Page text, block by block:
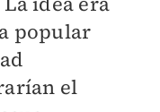
popular
el